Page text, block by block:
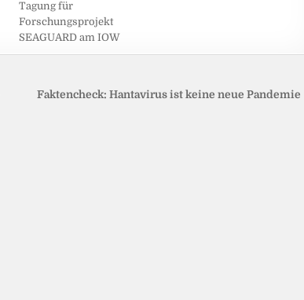
Tagung für
Forschungsprojekt
SEAGUARD am IOW
Faktencheck: Hantavirus ist keine neue Pandemie